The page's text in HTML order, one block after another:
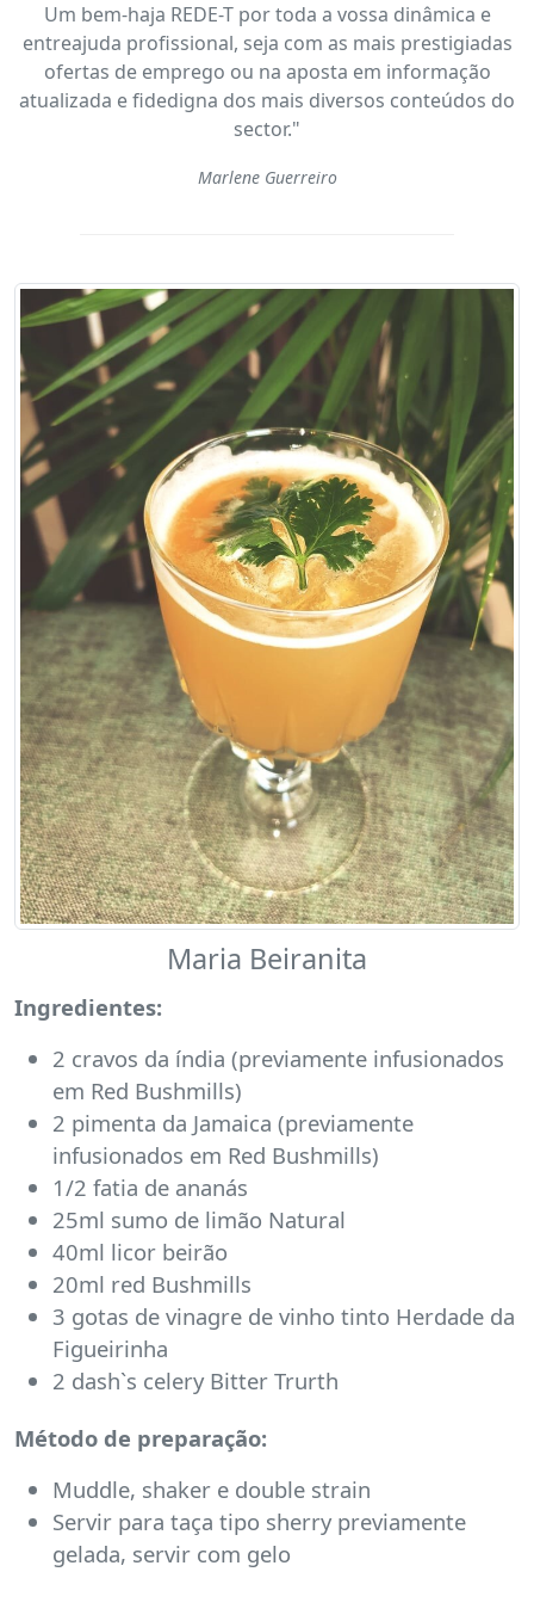
Um bem-haja REDE-T por toda a vossa dinâmica e
entreajuda profissional, seja com as mais prestigiadas
ofertas de emprego ou na aposta em informação
atualizada e fidedigna dos mais diversos conteúdos do
sector."
Marlene Guerreiro
Maria Beiranita
Ingredientes:
2 cravos da índia (previamente infusionados
em Red Bushmills)
2 pimenta da Jamaica (previamente
infusionados em Red Bushmills)
1/2 fatia de ananás
25ml sumo de limão Natural
40ml licor beirão
20ml red Bushmills
3 gotas de vinagre de vinho tinto Herdade da
Figueirinha
2 dash`s celery Bitter Trurth
Método de preparação:
Muddle, shaker e double strain
Servir para taça tipo sherry previamente
gelada, servir com gelo